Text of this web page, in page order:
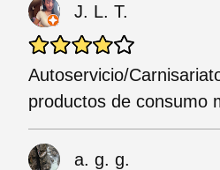
J. L. T.
Autoservicio/
productos de consumo
a. g. g.